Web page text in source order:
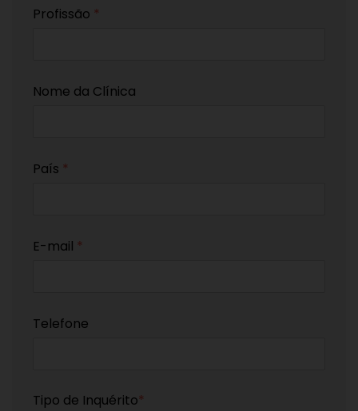
Profissão *
Nome da Clínica
País *
E-mail *
Telefone
Tipo de Inquérito*